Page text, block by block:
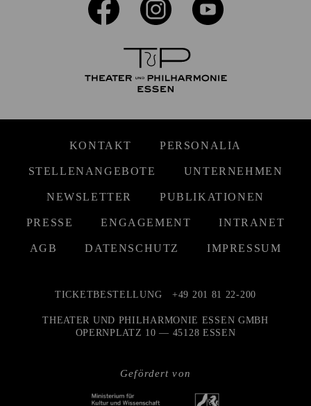
KONTAKT PERSONALIA
STELLENANGEBOTE UNTERNEHMEN
NEWSLETTER PUBLIKATIONEN
PRESSE ENGAGEMENT INTRANET
AGB DATENSCHUTZ IMPRESSUM
Gefördert von
TICKETBESTELLUNG +49 201 81 22-200
THEATER UND PHILHARMONIE ESSEN GMBH
OPERNPLATZ 10 — 45128 ESSEN